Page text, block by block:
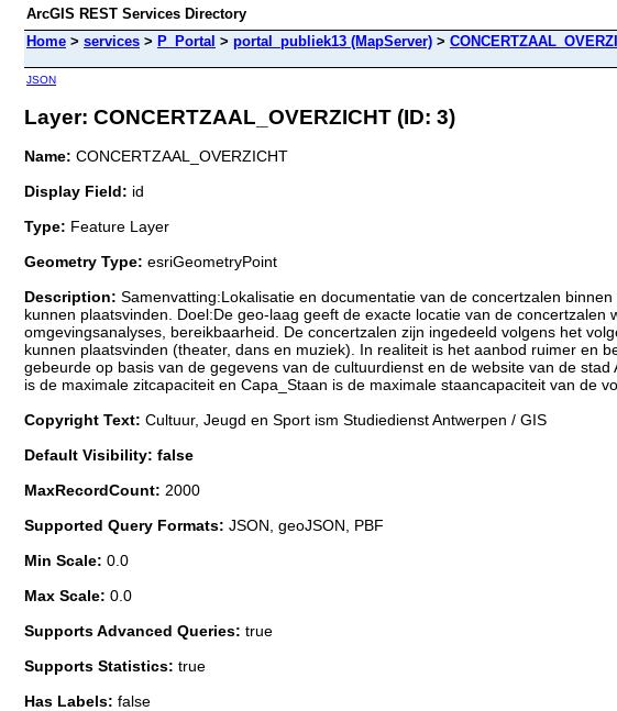
ArcGIS REST Services Directory
Home > services > P_Portal > portal_publiek13 (MapServer) >
JSON
Layer: CONCERTZAAL_OVERZICHT (ID: 3)
Name: CONCERTZAAL_OVERZICHT
Display Field: id
Type: Feature Layer
Geometry Type: esriGeometryPoint
Description: Samenvatting:Lokalisatie en documentatie van de concertzalen
kunnen plaatsvinden. Doel:De geo-laag geeft de exacte locatie van de
omgevingsanalyses, bereikbaarheid. De concertzalen zijn ingedeeld volgens het
kunnen plaatsvinden (theater, dans en muziek). In realiteit is het aanbod ruimer en
gebeurde op basis van de gegevens van de cultuurdienst en de website van de
is de maximale zitcapaciteit en Capa_Staan is de maximale staancapaciteit van de
Copyright Text: Cultuur, Jeugd en Sport ism Studiedienst Antwerpen / GIS
Default Visibility: false
MaxRecordCount: 2000
Supported Query Formats: JSON, geoJSON, PBF
Min Scale: 0.0
Max Scale: 0.0
Supports Advanced Queries: true
Supports Statistics: true
Has Labels: false